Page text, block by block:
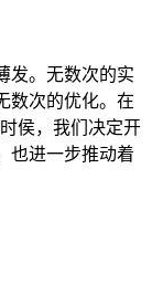
发。无数次的实
数次的优化。在
侯，我们决定开
也进一步推动着